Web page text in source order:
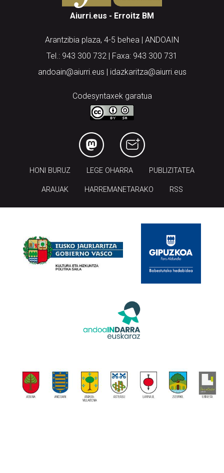
Aiurri.eus - Erroitz BM
Arantzibia plaza, 4-5 behea | ANDOAIN
Tel.: 943 300 732 | Faxa: 943 300 731
andoain@aiurri.eus | idazkaritza@aiurri.eus
Codesyntaxek garatua
HONI BURUZ LEGE OHARRA PUBLIZITATEA
ARAUAK HARREMANETARAKO RSS